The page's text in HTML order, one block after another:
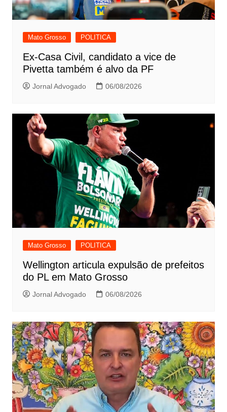
Mato Grosso POLITICA
Ex-Casa Civil, candidato a vice de
Pivetta também é alvo da PF
Jornal Advogado 06/08/2026
Mato Grosso POLITICA
Wellington articula expulsão de prefeitos
do PL em Mato Grosso
Jornal Advogado 06/08/2026